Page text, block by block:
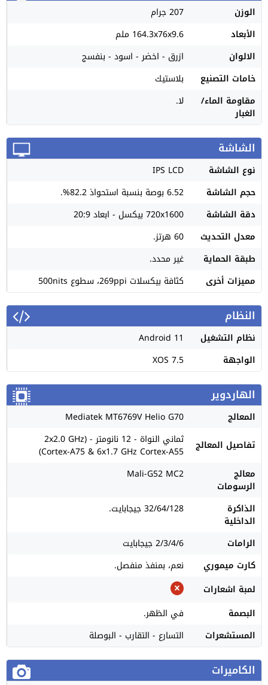
الوزن
207 جرام
الأبعاد
164.3x76x9.6 ملم
الالوان
ازرق - اخضر - اسود - بنفسج
خامات التصنيع
بلاستيك
مقاومة الماء/
الغبار
لا.
الشاشة
نوع الشاشة
IPS LCD
حجم الشاشة
6.52 بوصة بنسبة استحواذ 82.2%.
دقة الشاشة
720x1600 بيكسل - ابعاد 20:9
معدل التحديث
60 هرتز.
طبقة الحماية
غير محدد.
مميزات أخرى
كثافة بيكسلات 269ppi، سطوع 500nits
النظام
نظام التشغيل
Android 11
الواجهة
XOS 7.5
الهاردوير
المعالج
Mediatek MT6769V Helio G70
تفاصيل المعالج
ثماني النواة - 12 نانومتر - (2x2.0 GHz
Cortex-A75 & 6x1.7 GHz Cortex-A55)
معالج
الرسومات
Mali-G52 MC2
الذاكرة
الداخلية
32/64/128 جيجابايت.
الرامات
2/3/4/6 جيجابايت
كارت ميموري
نعم، بمنفذ منفصل.
لمبة اشعارات
البصمة
في الظهر.
المستشعرات
التسارع - التقارب - البوصلة
الكاميرات